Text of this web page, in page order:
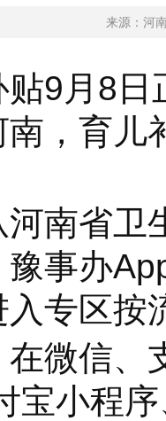
来源：河
月8日
南，育儿
省卫生
事办
专区按
信、支
宝小程